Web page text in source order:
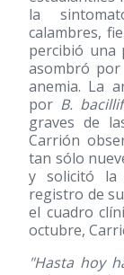
la
calambres,
percibió una
asombró
anemia. La
por B.
graves de
Carrión
tan sólo
y solicitó la
registro de
el cuadro
octubre,
"Hasta hoy